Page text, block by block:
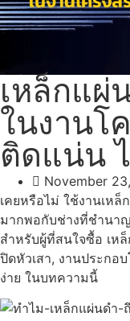
เหล็กแผ่
ในงานโ
ติดแน่น
November
เคยหรือไม่ ใช้งานเห
มากพอกับช่างที่ชำนา
สำหรับผู้ที่สนใจซื้อ เหล็
ปิดหัวเสา, งานประกอ
ง่าย ในบทความนี้